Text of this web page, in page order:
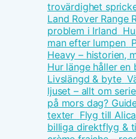
trovärdighet
Land Rover Range
problem i Irland
man efter lumpen
Heavy – historien,
Hur länge håller en
Livslängd & byte
ljuset – allt om
på mors dag?
texter Flyg till
billiga direktflyg &